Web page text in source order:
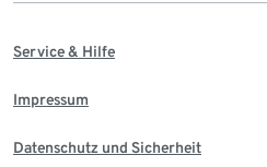
Service & Hilfe
Impressum
Datenschutz und Sicherheit